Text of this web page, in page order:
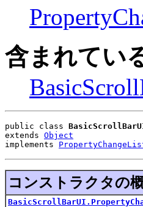
含まれてい
public class
extends Object
implements
コンストラクタの